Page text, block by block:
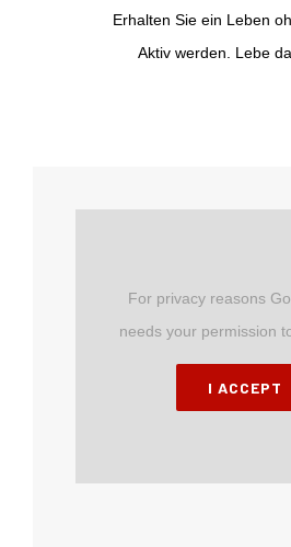
Erhalten Sie ein Leben
Aktiv werden. Lebe
For privacy reasons
needs your permission
I ACCEPT